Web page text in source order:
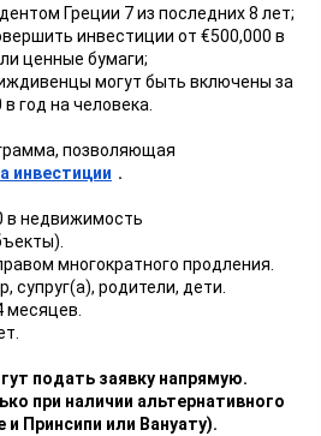
Греции 7 из последних 8 лет;
инвестиции от €500,000 в
ценные бумаги;
могут быть включены за
год на человека.
позволяющая
инвестиции .
в недвижимость
многократного продления.
супруг(а), родители, дети.
месяцев.
подать заявку напрямую.
при наличии альтернативного
Принсипи или Вануату).